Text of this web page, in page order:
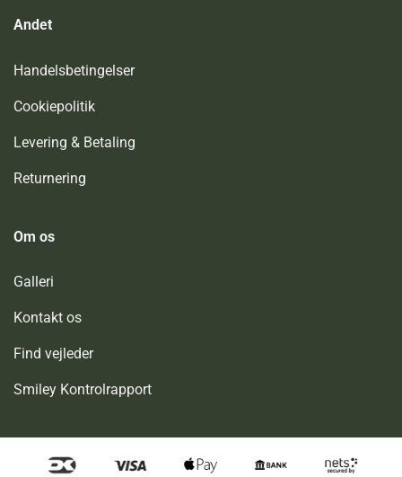
Andet
Handelsbetingelser
Cookiepolitik
Levering & Betaling
Returnering
Om os
Galleri
Kontakt os
Find vejleder
Smiley Kontrolrapport